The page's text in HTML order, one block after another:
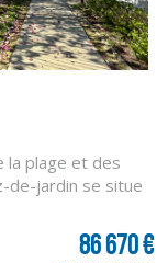
la plage et des
de-jardin se situe
86 670 €